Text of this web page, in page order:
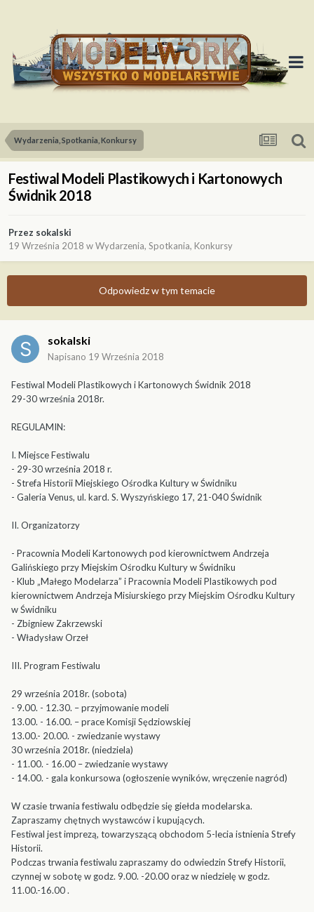
Wydarzenia, Spotkania, Konkursy
Festiwal Modeli Plastikowych i Kartonowych
Świdnik 2018
Przez sokalski
19 Września 2018 wWydarzenia, Spotkania, Konkursy
Odpowiedz w tym temacie
sokalski
Napisano 19 Września 2018
Festiwal Modeli Plastikowych i Kartonowych Świdnik 2018
29-30 września 2018r.
REGULAMIN:
I. Miejsce Festiwalu
- 29-30 września 2018 r.
- Strefa Historii Miejskiego Ośrodka Kultury w Świdniku
- Galeria Venus, ul. kard. S. Wyszyńskiego 17, 21-040 Świdnik
II. Organizatorzy
- Pracownia Modeli Kartonowych pod kierownictwem Andrzeja
Galińskiego przy Miejskim Ośrodku Kultury w Świdniku
- Klub „Małego Modelarza” i Pracownia Modeli Plastikowych pod
kierownictwem Andrzeja Misiurskiego przy Miejskim Ośrodku Kultury
w Świdniku
- Zbigniew Zakrzewski
- Władysław Orzeł
III. Program Festiwalu
29 września 2018r. (sobota)
- 9.00. - 12.30. – przyjmowanie modeli
13.00. - 16.00. – prace Komisji Sędziowskiej
13.00.- 20.00. - zwiedzanie wystawy
30 września 2018r. (niedziela)
- 11.00. - 16.00 – zwiedzanie wystawy
- 14.00. - gala konkursowa (ogłoszenie wyników, wręczenie nagród)
W czasie trwania festiwalu odbędzie się giełda modelarska.
Zapraszamy chętnych wystawców i kupujących.
Festiwal jest imprezą, towarzyszącą obchodom 5-lecia istnienia Strefy
Historii.
Podczas trwania festiwalu zapraszamy do odwiedzin Strefy Historii,
czynnej w sobotę w godz. 9.00. -20.00 oraz w niedzielę w godz.
11.00.-16.00 .